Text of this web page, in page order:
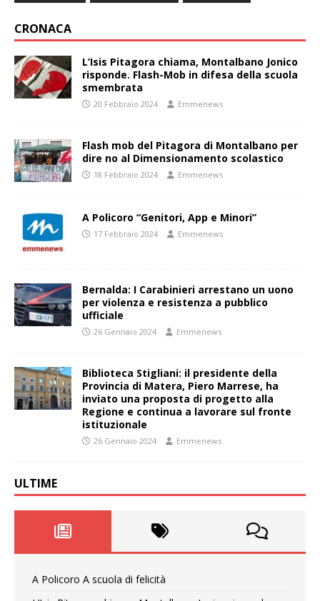
CRONACA
L’Isis Pitagora chiama, Montalbano Jonico
risponde. Flash-Mob in difesa della scuola
smembrata
20 Febbraio 2024 Emmenews
Flash mob del Pitagora di Montalbano per
dire no al Dimensionamento scolastico
18 Febbraio 2024 Emmenews
A Policoro “Genitori, App e Minori”
17 Febbraio 2024 Emmenews
Bernalda: I Carabinieri arrestano un uono
per violenza e resistenza a pubblico
ufficiale
26 Gennaio 2024 Emmenews
Biblioteca Stigliani: il presidente della
Provincia di Matera, Piero Marrese, ha
inviato una proposta di progetto alla
Regione e continua a lavorare sul fronte
istituzionale
26 Gennaio 2024 Emmenews
ULTIME
A Policoro A scuola di felicità